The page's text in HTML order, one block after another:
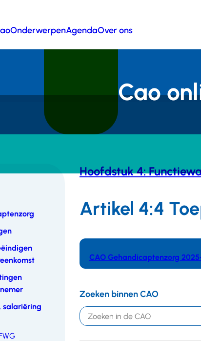
OnderwerpenAgendaOver ons
Cao
salariëring
Hoofdstuk 4:
Artikel 4:4
CAO Gehandicaptenzorg
Zoeken binnen CAO
Trefwoord